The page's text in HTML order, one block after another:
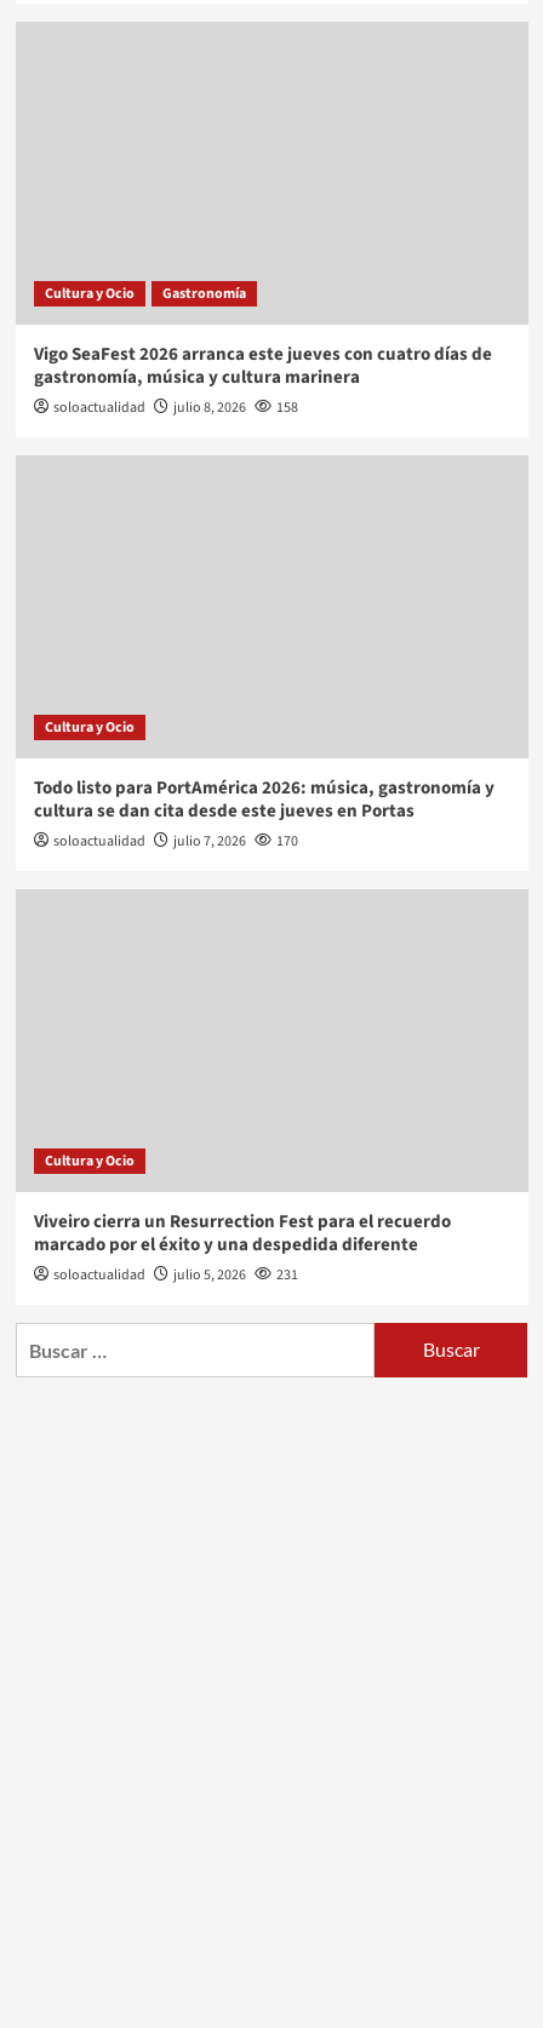
Cultura y Ocio Gastronomía
Vigo SeaFest 2026 arranca este jueves con cuatro días de
gastronomía, música y cultura marinera
soloactualidad julio 8, 2026 158
Cultura y Ocio
Todo listo para PortAmérica 2026: música, gastronomía y
cultura se dan cita desde este jueves en Portas
soloactualidad julio 7, 2026 170
Cultura y Ocio
Viveiro cierra un Resurrection Fest para el recuerdo
marcado por el éxito y una despedida diferente
soloactualidad julio 5, 2026 231